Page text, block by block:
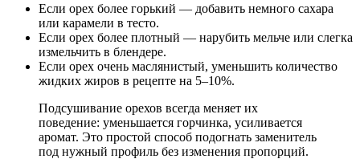
Если орех более горький — добавить немного сахара
или карамели в тесто.
Если орех более плотный — нарубить мельче или слегка
измельчить в блендере.
Если орех очень маслянистый, уменьшить количество
жидких жиров в рецепте на 5–10%.
Подсушивание орехов всегда меняет их
поведение: уменьшается горчинка, усиливается
аромат. Это простой способ подогнать заменитель
под нужный профиль без изменения пропорций.